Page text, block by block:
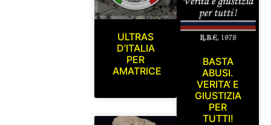
ULTRAS
D’ITALIA
PER
AMATRICE
BASTA
ABUSI.
VERITA’ E
GIUSTIZIA
PER
TUTTI!